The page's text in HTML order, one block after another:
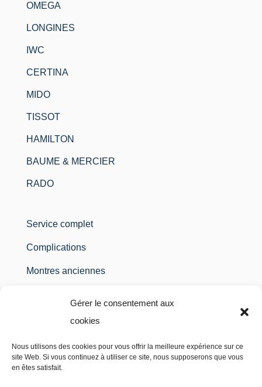
Gérer le consentement aux
cookies
Nous utilisons des cookies pour vous offrir la meilleure expérience sur ce
site Web. Si vous continuez à utiliser ce site, nous supposerons que vous
en êtes satisfait.
OMEGA
LONGINES
IWC
CERTINA
MIDO
TISSOT
HAMILTON
BAUME & MERCIER
RADO
Service complet
Complications
Montres anciennes
Montres à quartz
Polissage